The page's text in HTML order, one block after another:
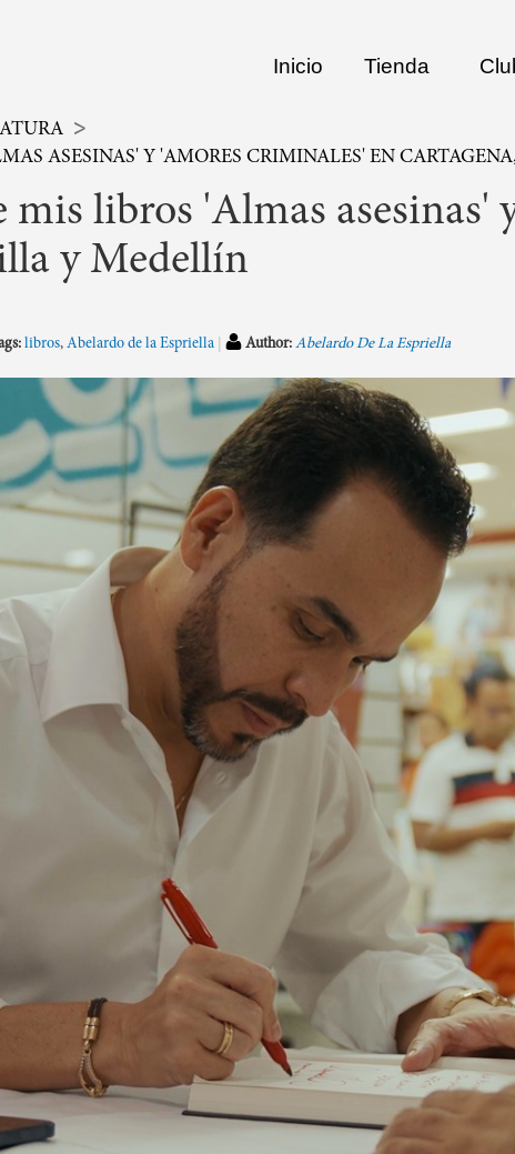
Inicio Tienda
ASESINAS' Y 'AMORES CRIMINALES' EN
libros 'Almas asesinas'
y Medellín
libros, Abelardo de la Espriella Author: Abelardo De La Espriella